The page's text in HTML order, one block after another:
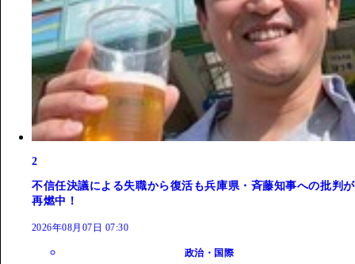
2
不信任決議による失職から復活も兵庫県・斉藤知事への批判が
再燃中！
2026年08月07日 07:30
政治・国際